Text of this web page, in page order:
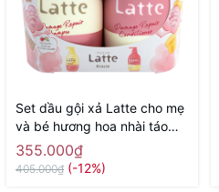
Set dầu gội xả Latte cho mẹ
và bé hương hoa nhài táo
400ml x 2 - Hàng Nhật nội
địa
355.000₫
405.000₫ (-12%)